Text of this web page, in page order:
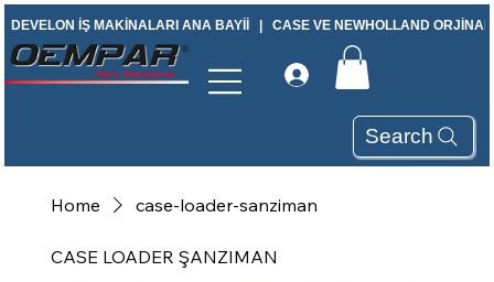
DEVELON İŞ MAKİNALARI ANA BAYİİ   |   CASE VE NEWHOLLAND
Search
Home case-loader-sanziman
CASE LOADER ŞANZIMAN